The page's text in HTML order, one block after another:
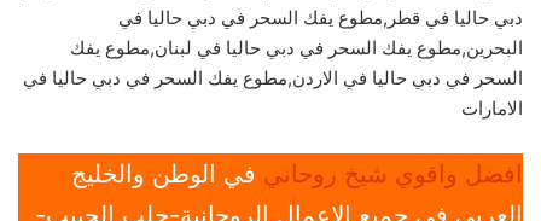
دبي حاليا في قطر,مطوع يفك السحر في دبي حاليا في
البحرين,مطوع يفك السحر في دبي حاليا في لبنان,مطوع يفك
السحر في دبي حاليا في الاردن,مطوع يفك السحر في دبي حاليا في
الامارات
افضل واقوي شيخ روحاني في الوطن والخليج
العربي في جميع الإعمال الروحانية-جلب الحبيب-